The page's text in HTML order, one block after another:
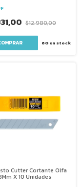
$12.980,00
60 en stock
Cutter Cortante Olfa
X 10 Unidades